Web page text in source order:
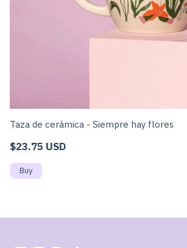
Taza de cerámica - Siempre hay flores
$23.75 USD